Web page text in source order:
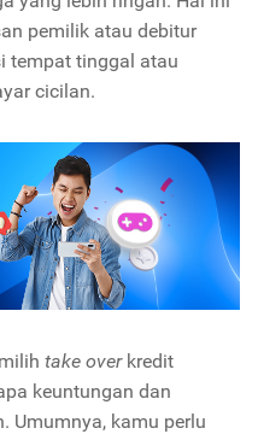
pemilik atau debitur
tempat tinggal atau
cicilan.
take overkredit
keuntungan dan
Umumnya, kamu perlu